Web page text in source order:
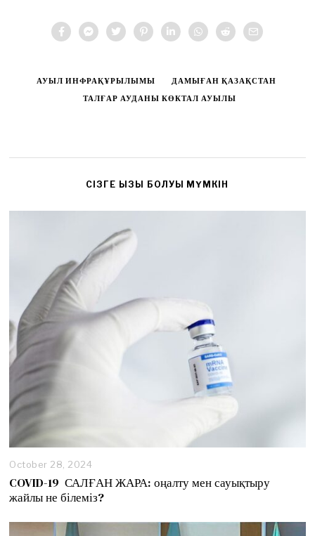
АУЫЛ ИНФРАҚҰРЫЛЫМЫ
ДАМЫҒАН ҚАЗАҚСТАН
ТАЛҒАР АУДАНЫ КӨКТАЛ АУЫЛЫ
CІЗГЕ ҚЫЗЫҚ БОЛУЫ МҮМКІН
October 28, 2024
c
t
o
COVID-19 САЛҒАН ЖАРА: оңалту мен сауықтыру
жайлы не білеміз?